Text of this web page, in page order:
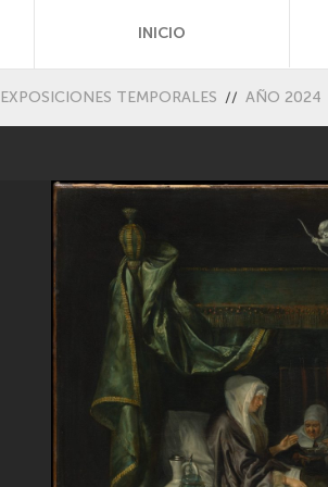
INICIO
EXPOSICIONES TEMPORALES // AÑO 2024